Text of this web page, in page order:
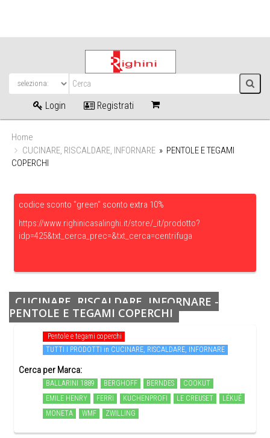
Login Registrati
Home
CUCINARE, RISCALDARE, INFORNARE » PENTOLE E TEGAMI
COPERCHI
codice sconto "green" sconto extra 10%
https://www.righinicasalinghi.it/store/_it/prodotto?
idp=425&txt_cerca_prec=&txt_cerca=centrifuga
CUCINARE, RISCALDARE, INFORNARE -
PENTOLE E TEGAMI COPERCHI
Pentole e tegami coperchi
TUTTI I PRODOTTI in CUCINARE, RISCALDARE, INFORNARE
Cerca per Marca:
BALLARINI 1889 BERGHOFF BERNDES
COOKUT
EMILE HENRY
FERRI KÜCHENPROFI LE CREUSET
LÉKUÉ
MONETA
WMF ZWILLING